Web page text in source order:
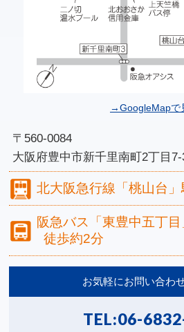
→GoogleMapで
〒560-0084
大阪府豊中市新千里南町2丁目7-
北大阪急行線 「桃山台
阪急バス
「東豊中五丁
徒歩約2分
お気軽にお問い合わ
TEL:06-